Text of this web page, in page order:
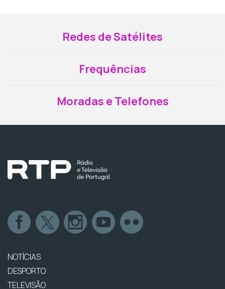
Redes de Satélites
Frequências
Moradas e Telefones
NOTÍCIAS
DESPORTO
TELEVISÃO